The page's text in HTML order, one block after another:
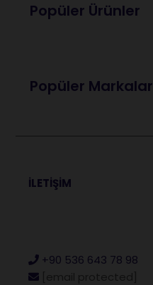
Popüler Ürünler
Popüler Markalar
İLETİŞİM
+90 536 643 78 98